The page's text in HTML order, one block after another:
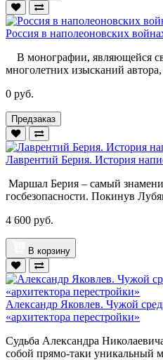
Россия в наполеоновских
В монографии, являющейся
многолетних изысканий автора,
0 руб.
Предзаказ
Лаврентий Берия. История
Маршал Берия – самый
госбезопасности. Покинув
4 600 руб.
В корзину
Александр Яковлев. Чужой
«архитектора перестройки»
Судьба Александра
собой прямо-таки уникальный